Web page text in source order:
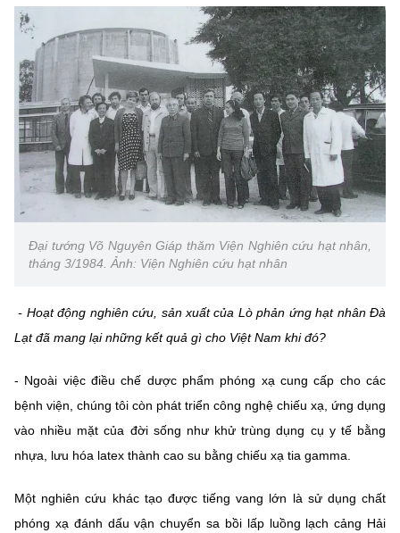
Đại tướng Võ Nguyên Giáp thăm Viện Nghiên cứu hạt nhân,
tháng 3/1984. Ảnh: Viện Nghiên cứu hạt nhân
- Hoạt động nghiên cứu, sản xuất của Lò phản ứng hạt nhân Đà
Lạt đã mang lại những kết quả gì cho Việt Nam khi đó?
- Ngoài việc điều chế dược phẩm phóng xạ cung cấp cho các
bệnh viện, chúng tôi còn phát triển công nghệ chiếu xạ, ứng dụng
vào nhiều mặt của đời sống như khử trùng dụng cụ y tế bằng
nhựa, lưu hóa latex thành cao su bằng chiếu xạ tia gamma.
Một nghiên cứu khác tạo được tiếng vang lớn là sử dụng chất
phóng xạ đánh dấu vận chuyển sa bồi lấp luồng lạch cảng Hải